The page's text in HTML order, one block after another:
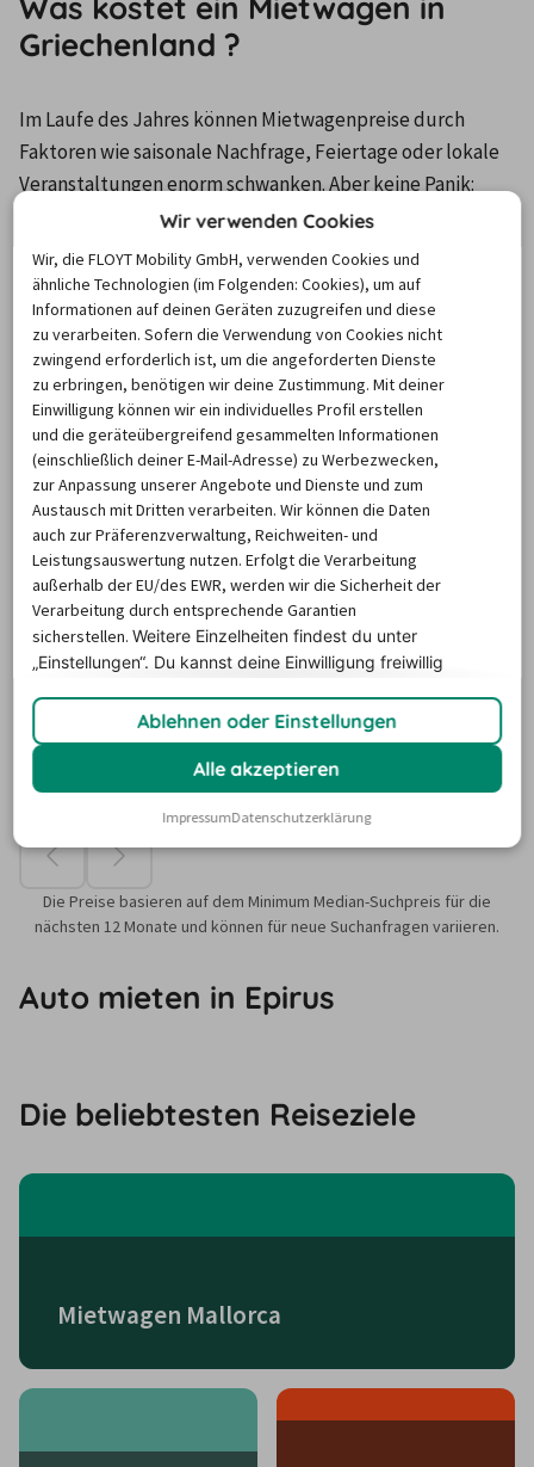
Griechenland ?
Im Laufe des Jahres können Mietwagenpreise durch
Faktoren wie saisonale Nachfrage, Feiertage oder lokale
Veranstaltungen enorm schwanken. Aber keine Panik:
Unser Mietwagen-Preisbarometer hilft immer, das
günstigste Zeitfenster und das beste Angebot für den
Mietwagen zu finden - versprochen!
Iraklion Thessaloniki Athen
8/26
80,76 €
9/26
57,68 €
10/26
40,55 €
11/26
39,53 €
Die Preise basieren auf dem Minimum Median-Suchpreis für die
nächsten 12 Monate und können für neue Suchanfragen variieren.
Auto mieten in Epirus
Die beliebtesten Reiseziele
Mietwagen Mallorca
Wir verwenden Cookies
Wir, die FLOYT Mobility GmbH, verwenden Cookies und
ähnliche Technologien (im Folgenden: Cookies), um auf
Informationen auf deinen Geräten zuzugreifen und diese
zu verarbeiten. Sofern die Verwendung von Cookies nicht
zwingend erforderlich ist, um die angeforderten Dienste
zu erbringen, benötigen wir deine Zustimmung. Mit deiner
Einwilligung können wir ein individuelles Profil erstellen
und die geräteübergreifend gesammelten Informationen
(einschließlich deiner E-Mail-Adresse) zu Werbezwecken,
zur Anpassung unserer Angebote und Dienste und zum
Austausch mit Dritten verarbeiten. Wir können die Daten
auch zur Präferenzverwaltung, Reichweiten- und
Leistungsauswertung nutzen. Erfolgt die Verarbeitung
außerhalb der EU/des EWR, werden wir die Sicherheit der
Verarbeitung durch entsprechende Garantien
sicherstellen.Weitere Einzelheiten findest du unter
„Einstellungen“. Du kannst deine Einwilligung freiwillig
Ablehnen oder Einstellungen
Alle akzeptieren
ImpressumDatenschutzerklärung